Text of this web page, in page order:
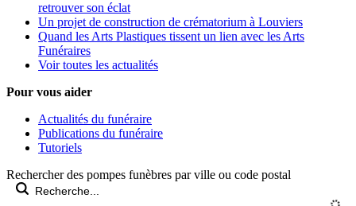
retrouver son éclat
Un projet de construction de crématorium à Louviers
Quand les Arts Plastiques tissent un lien avec les Arts
Funéraires
Voir toutes les actualités
Pour vous aider
Actualités du funéraire
Publications du funéraire
Tutoriels
Rechercher des pompes funèbres par ville ou code postal